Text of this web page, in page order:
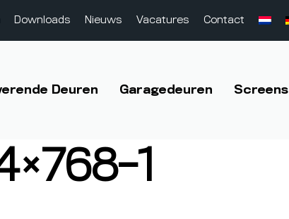
Downloads Nieuws Vacatures Contact
Deuren Garagedeuren Screens
1